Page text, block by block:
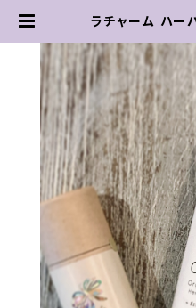
ラチャーム ハー